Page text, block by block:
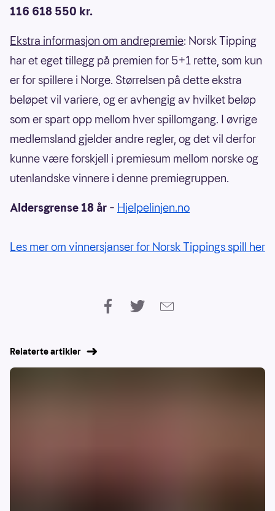
116 618 550 kr.
Ekstra informasjon om andrepremie: Norsk Tipping
har et eget tillegg på premien for 5+1 rette, som kun
er for spillere i Norge. Størrelsen på dette ekstra
beløpet vil variere, og er avhengig av hvilket beløp
som er spart opp mellom hver spillomgang. I øvrige
medlemsland gjelder andre regler, og det vil derfor
kunne være forskjell i premiesum mellom norske og
utenlandske vinnere i denne premiegruppen.
Aldersgrense 18 år – Hjelpelinjen.no
Les mer om vinnersjanser for Norsk Tippings spill her
Relaterte artikler